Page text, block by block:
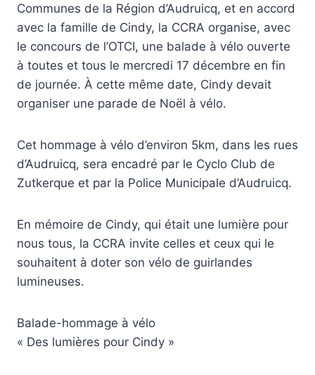
Communes de la Région d’Audruicq, et en accord
avec la famille de Cindy, la CCRA organise, avec
le concours de l’OTCI, une balade à vélo ouverte
à toutes et tous le mercredi 17 décembre en fin
de journée. À cette même date, Cindy devait
organiser une parade de Noël à vélo.
Cet hommage à vélo d’environ 5km, dans les rues
d’Audruicq, sera encadré par le Cyclo Club de
Zutkerque et par la Police Municipale d’Audruicq.
En mémoire de Cindy, qui était une lumière pour
nous tous, la CCRA invite celles et ceux qui le
souhaitent à doter son vélo de guirlandes
lumineuses.
Balade-hommage à vélo
« Des lumières pour Cindy »